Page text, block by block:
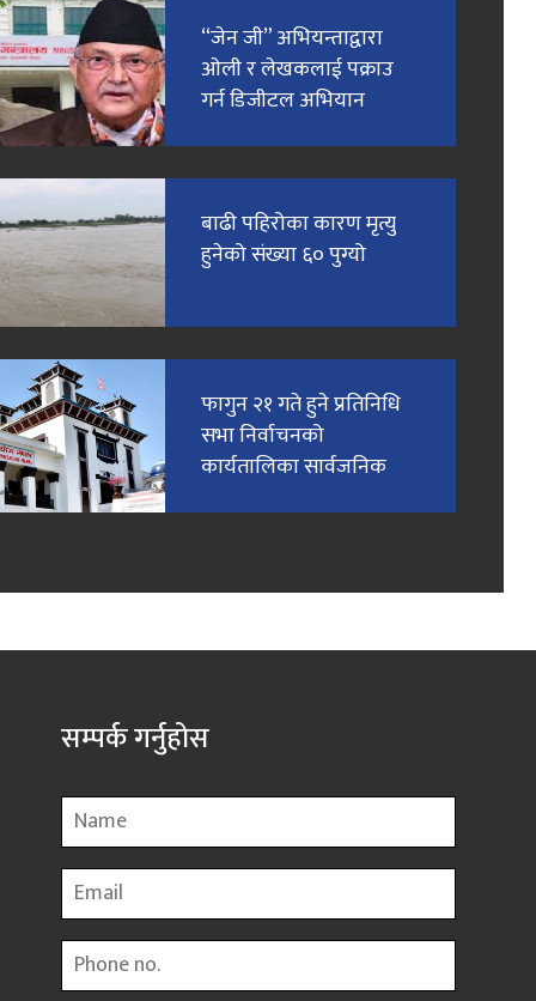
“जेन जी” अभियन्ताद्वारा
ओली र लेखकलाई पक्राउ
गर्न डिजीटल अभियान
बाढी पहिरोका कारण मृत्यु
हुनेको संख्या ६० पुग्यो
फागुन २१ गते हुने प्रतिनिधि
सभा निर्वाचनको
कार्यतालिका सार्वजनिक
सम्पर्क गर्नुहोस
Name
Email
Phone